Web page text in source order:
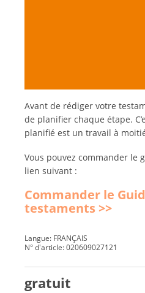
Avant de rédiger votre
de planifier chaque étape.
planifié est un travail à
Vous pouvez commander le
lien suivant :
Commander le
testaments >>
Langue: FRANÇAIS
N° d'article: 020609027121
gratuit